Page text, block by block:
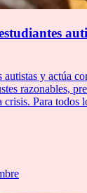
autistas y actúa
razonables,
crisis. Para todos